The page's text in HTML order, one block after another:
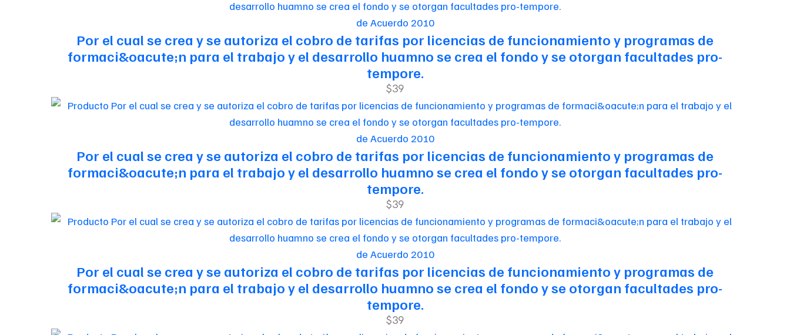
de Acuerdo 2010
Por el cual se crea y se autoriza el cobro de tarifas por licencias de funcionamiento y programas de
formaci&oacute;n para el trabajo y el desarrollo huamno se crea el fondo y se otorgan facultades pro-
tempore.
$39
de Acuerdo 2010
Por el cual se crea y se autoriza el cobro de tarifas por licencias de funcionamiento y programas de
formaci&oacute;n para el trabajo y el desarrollo huamno se crea el fondo y se otorgan facultades pro-
tempore.
$39
de Acuerdo 2010
Por el cual se crea y se autoriza el cobro de tarifas por licencias de funcionamiento y programas de
formaci&oacute;n para el trabajo y el desarrollo huamno se crea el fondo y se otorgan facultades pro-
tempore.
$39